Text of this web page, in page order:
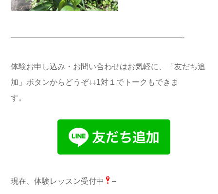
——————————————————————-
体験お申し込み・お問い合わせはお気軽に、「友だち追
加」ボタンからどうぞ↓↓1対１でトークもできま
す。
現在、体験レッスン受付中 –